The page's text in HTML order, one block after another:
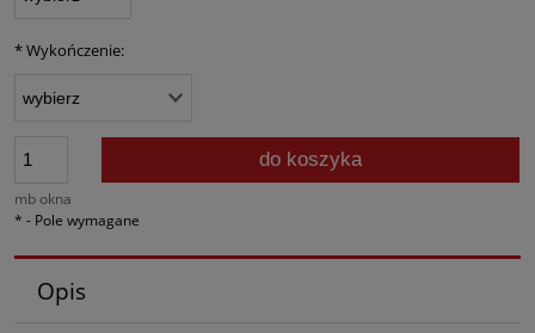
*Wykończenie:
mb okna
do koszyka
* - Pole wymagane
Opis